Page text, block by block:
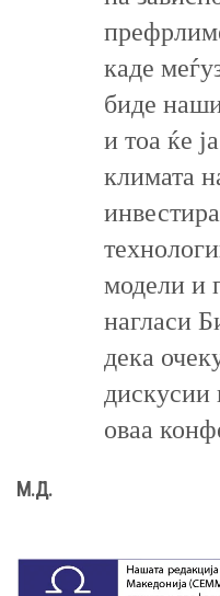
каде
биде
и тоа ќе
климата
модели и
нагласи
дека
дискусии
оваа
М.Д.